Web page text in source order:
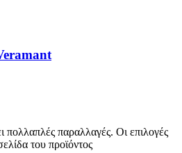
πολλαπλές παραλλαγές. Οι επιλογές
του προϊόντος